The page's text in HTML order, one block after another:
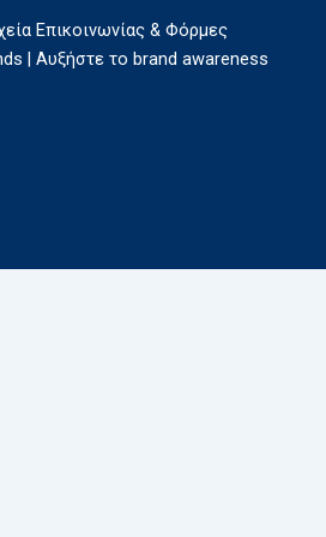
Επικοινωνίας & Φόρμες
| Αυξήστε το brand awareness